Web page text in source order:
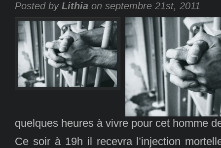
Posted by Lithia on septembre 21st, 2011
quelques heures à vivre pour cet homme
Ce soir à 19h il recevra l’injection